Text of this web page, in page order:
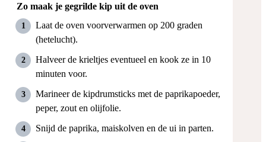
Zo maak je gegrilde kip uit de oven
Laat de oven voorverwarmen op 200 graden
(hetelucht).
Halveer de krieltjes eventueel en kook ze in 10
minuten voor.
Marineer de kipdrumsticks met de paprikapoeder,
peper, zout en olijfolie.
Snijd de paprika, maiskolven en de ui in parten.